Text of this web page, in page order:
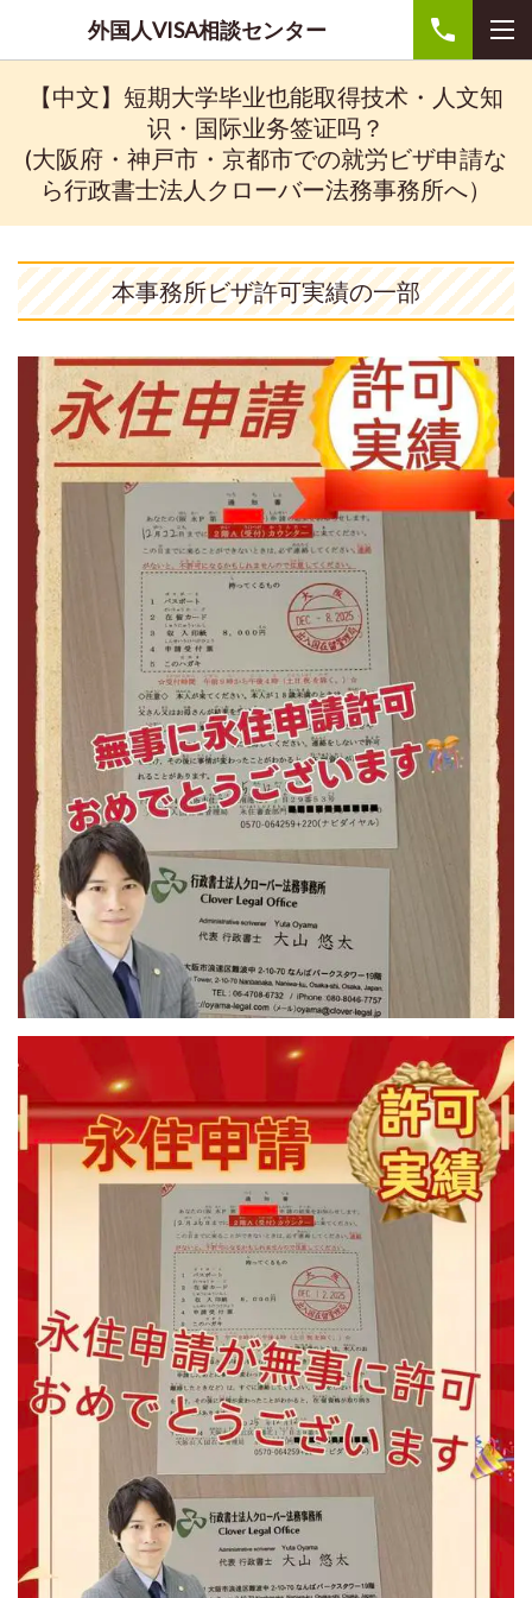
外国人VISA相談センター
【中文】短期大学毕业也能取得技术・人文知
识・国际业务签证吗？
(大阪府・神戸市・京都市での就労ビザ申請な
ら行政書士法人クローバー法務事務所へ）
本事務所ビザ許可実績の一部